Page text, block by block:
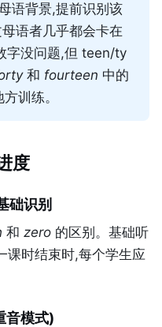
语背景,提前识别该
语者几乎都会卡在
字没问题,但 teen/ty
和 fourteen 中的
训练。
度
础识别
和 zero 的区别。基础听
课时结束时,每个学生应
模式)